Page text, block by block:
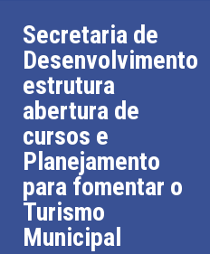
Secretaria de
Desenvolvimento
estrutura
abertura de
cursos e
Planejamento
para fomentar o
Turismo
Municipal